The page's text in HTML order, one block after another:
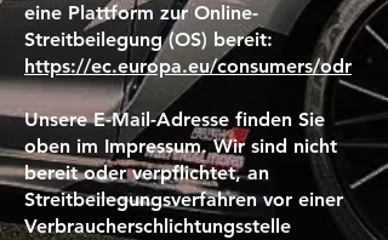
eine Plattform zur Online-
Streitbeilegung (OS) bereit:
https://ec.europa.eu/consumers/odr
Unsere E-Mail-Adresse finden Sie
oben im Impressum. Wir sind nicht
bereit oder verpflichtet, an
Streitbeilegungsverfahren vor einer
Verbraucherschlichtungsstelle